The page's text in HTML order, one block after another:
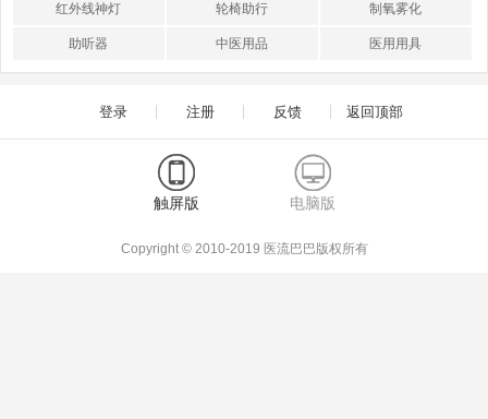
红外线神灯 轮椅助行 制氧雾化
助听器 中医用品 医用用具
登录 注册 反馈 返回顶部
触屏版 电脑版
Copyright © 2010-2019 医流巴巴版权所有